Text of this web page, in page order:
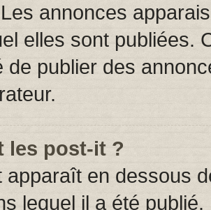
annonces
elles sont publiées.
de publier des
les post-it ?
apparaît en dessous
lequel il a été